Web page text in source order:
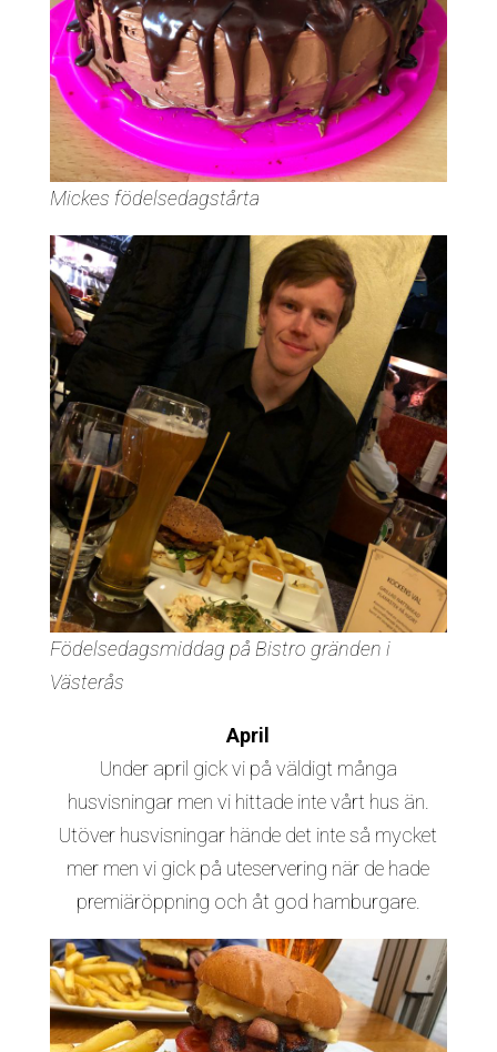
Mickes födelsedagstårta
Födelsedagsmiddag på Bistro gränden i
Västerås
April
Under april gick vi på väldigt många
husvisningar men vi hittade inte vårt hus än.
Utöver husvisningar hände det inte så mycket
mer men vi gick på uteservering när de hade
premiäröppning och åt god hamburgare.